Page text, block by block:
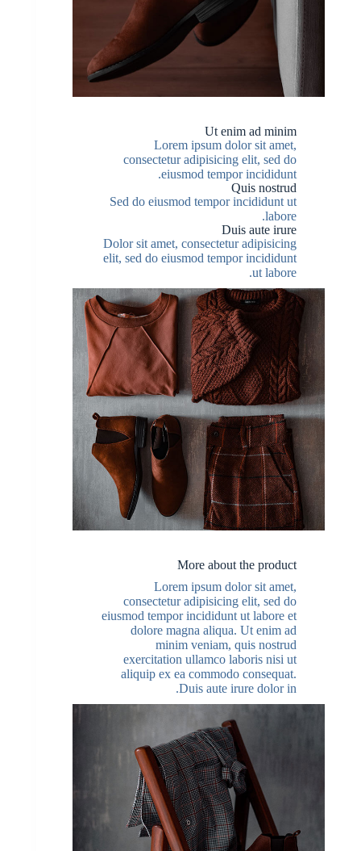
Ut enim ad minim
Lorem ipsum dolor sit amet,
consectetur adipisicing elit, sed do
eiusmod tempor incididunt.
Quis nostrud
Sed do eiusmod tempor incididunt ut
labore.
Duis aute irure
Dolor sit amet, consectetur adipisicing
elit, sed do eiusmod tempor incididunt
ut labore.
More about the product
Lorem ipsum dolor sit amet,
consectetur adipisicing elit, sed do
eiusmod tempor incididunt ut labore et
dolore magna aliqua. Ut enim ad
minim veniam, quis nostrud
exercitation ullamco laboris nisi ut
aliquip ex ea commodo consequat.
Duis aute irure dolor in.